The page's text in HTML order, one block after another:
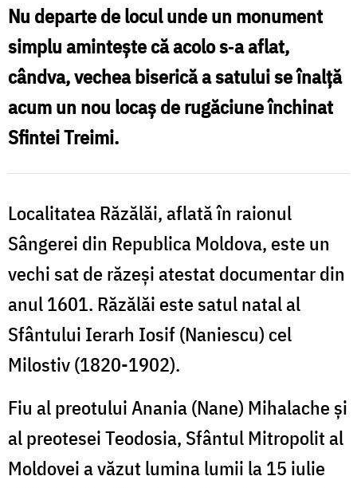
Sfânt”
din
Răzălăi
Foto:
Silviu
Cluci
Nu departe de locul unde un monument
simplu amintește că acolo s‑a aflat,
cândva, vechea biserică a satului se înalță
acum un nou locaș de rugăciune închinat
Sfintei Treimi.
Localitatea Răzălăi, aflată în raionul
Sângerei din Republica Moldova, este un
vechi sat de răzeși atestat documentar din
anul 1601. Răzălăi este satul natal al
Sfântului Ierarh Iosif (Naniescu) cel
Milostiv (1820-1902).
Fiu al preotului Anania (Nane) Mihalache şi
al preotesei Teodosia, Sfântul Mitropolit al
Moldovei a văzut lumina lumii la 15 iulie